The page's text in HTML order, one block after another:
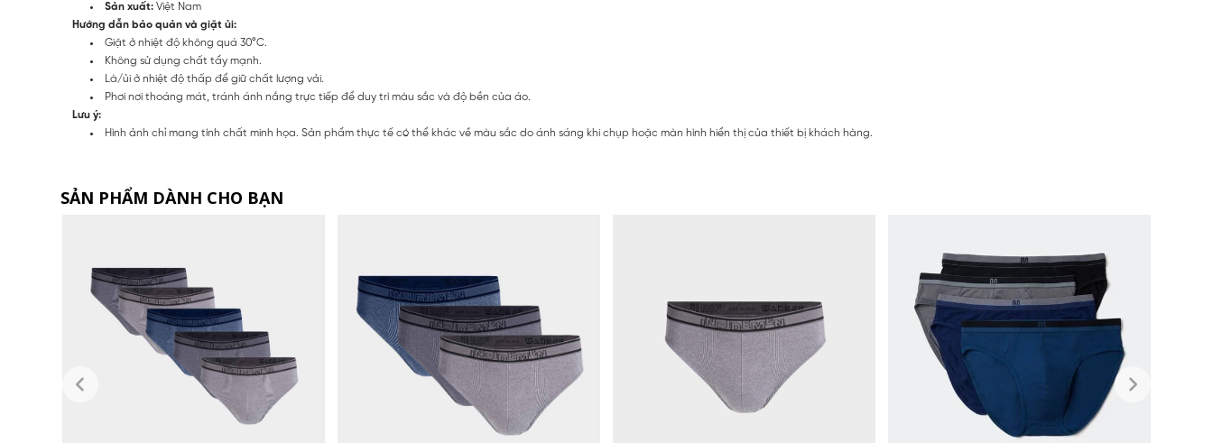
Sản xuất: Việt Nam
Hướng dẫn bảo quản và giặt ủi:
Giặt ở nhiệt độ không quá 30°C.
Không sử dụng chất tẩy mạnh.
Là/ủi ở nhiệt độ thấp để giữ chất lượng vải.
Phơi nơi thoáng mát, tránh ánh nắng trực tiếp để duy trì màu sắc và độ bền của áo.
Lưu ý:
Hình ảnh chỉ mang tính chất minh họa. Sản phẩm thực tế có thể khác về màu sắc do ánh sáng khi chụp hoặc màn hình hiển thị của thiết bị khách hàng.
SẢN PHẨM DÀNH CHO BẠN